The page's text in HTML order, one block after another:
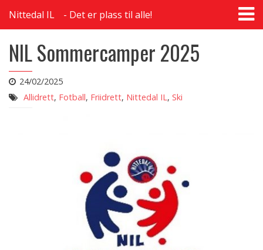
Nittedal IL Det er plass til alle!
NIL Sommercamper 2025
24/02/2025
Allidrett, Fotball, Friidrett, Nittedal IL, Ski